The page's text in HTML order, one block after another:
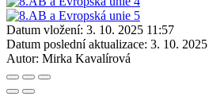
Datum vložení: 3. 10. 2025 11:57
Datum poslední aktualizace: 3. 10.
Autor: Mirka Kavalírová